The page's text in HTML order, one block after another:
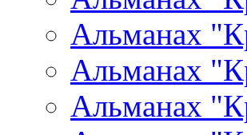
Альманах
Альманах
Альманах